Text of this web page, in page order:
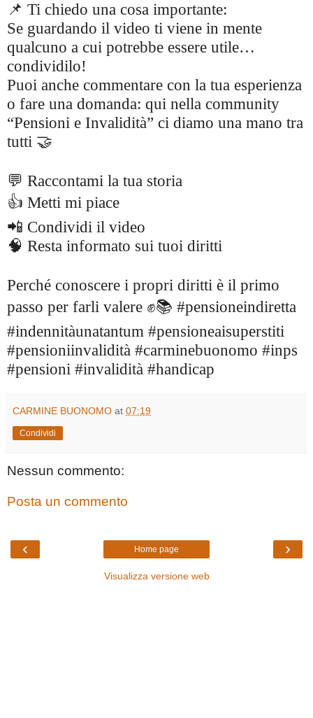
📌 Ti chiedo una cosa importante:
Se guardando il video ti viene in mente
qualcuno a cui potrebbe essere utile…
condividilo!
Puoi anche commentare con la tua esperienza
o fare una domanda: qui nella community
“Pensioni e Invalidità” ci diamo una mano tra
tutti 🤝
💬 Raccontami la tua storia
👍 Metti mi piace
📲 Condividi il video
🧠 Resta informato sui tuoi diritti
Perché conoscere i propri diritti è il primo
passo per farli valere ✊📚 #pensioneindiretta
#indennitàunatantum #pensioneaisuperstiti
#pensioniinvalidità #carminebuonomo #inps
#pensioni #invalidità #handicap
CARMINE BUONOMO at 07:19
Condividi
Nessun commento:
Posta un commento
‹ ›
Home page
Visualizza versione web